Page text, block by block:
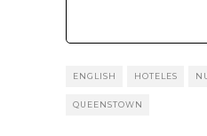
ENGLISH HOTELES
QUEENSTOWN